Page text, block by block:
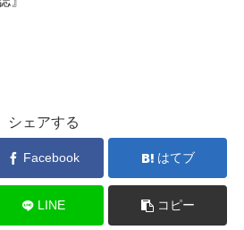
シェアする
Facebook はてブ
LINE コピー